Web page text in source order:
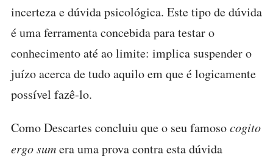
incerteza e dúvida psicológica. Este tipo de dúvida
é uma ferramenta concebida para testar o
conhecimento até ao limite: implica suspender o
juízo acerca de tudo aquilo em que é logicamente
possível fazê-lo.
Como Descartes concluiu que o seu famosocogito
ergo sumera uma prova contra esta dúvida